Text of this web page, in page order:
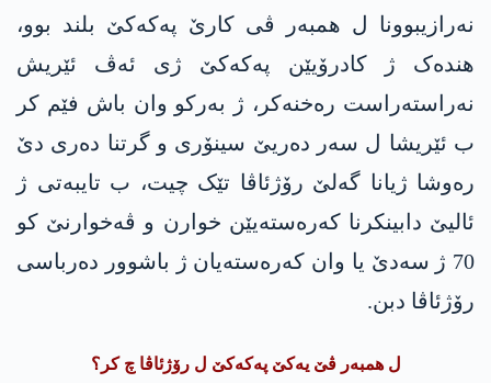
نەرازیبوونا ل همبەر ڤی کارێ پەکەکێ بلند بوو،
هندەک ژ کادرۆیێن پەکەکێ ژی ئەڤ ئێریش
نەراستەراست رەخنەکر، ژ بەرکو وان باش فێم کر
ب ئێریشا ل سەر دەریێ سینۆری و گرتنا دەری دێ
رەوشا ژیانا گەلێ رۆژئاڤا تێک چیت، ب تایبەتی ژ
ئالیێ دابینکرنا کەرەستەیێن خوارن و ڤەخوارنێ کو
70 ژ سەدێ یا وان کەرەستەیان ژ باشوور دەرباسی
رۆژئاڤا دبن.
ل همبەر ڤێ یەکێ پەکەکێ ل رۆژئاڤا چ کر؟